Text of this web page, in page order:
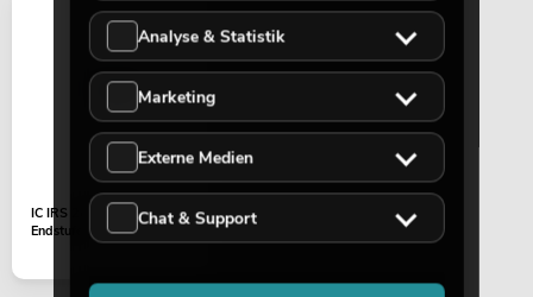
PSSO PA Set PRO M MK2
No. 20000457Artikel nicht mehr verfügbar
IC IRS 2092 SPBF Klasse D
Endstufe
Analyse & Statistik
Marketing
Externe Medien
Chat & Support